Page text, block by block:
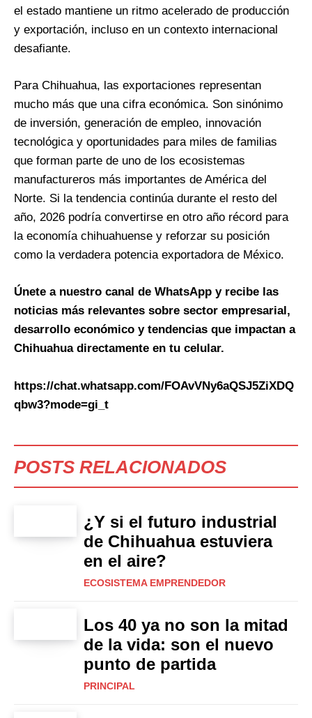
el estado mantiene un ritmo acelerado de producción
y exportación, incluso en un contexto internacional
desafiante.
Para Chihuahua, las exportaciones representan
mucho más que una cifra económica. Son sinónimo
de inversión, generación de empleo, innovación
tecnológica y oportunidades para miles de familias
que forman parte de uno de los ecosistemas
manufactureros más importantes de América del
Norte. Si la tendencia continúa durante el resto del
año, 2026 podría convertirse en otro año récord para
la economía chihuahuense y reforzar su posición
como la verdadera potencia exportadora de México.
Únete a nuestro canal de WhatsApp y recibe las
noticias más relevantes sobre sector empresarial,
desarrollo económico y tendencias que impactan a
Chihuahua directamente en tu celular.
https://chat.whatsapp.com/FOAvVNy6aQSJ5ZiXDQ
qbw3?mode=gi_t
POSTS RELACIONADOS
¿Y si el futuro industrial
de Chihuahua estuviera
en el aire?
ECOSISTEMA EMPRENDEDOR
Los 40 ya no son la mitad
de la vida: son el nuevo
punto de partida
PRINCIPAL